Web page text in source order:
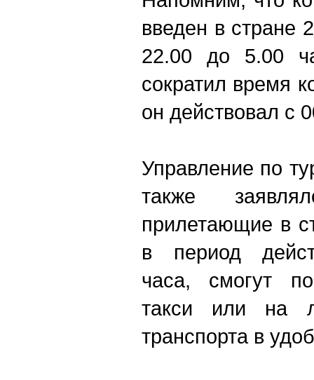
введен в стране
22.00 до 5.00
сократил время
он действовал с
Управление по
также
прилетающие в
в период
часа, смогут
такси или на
транспорта в